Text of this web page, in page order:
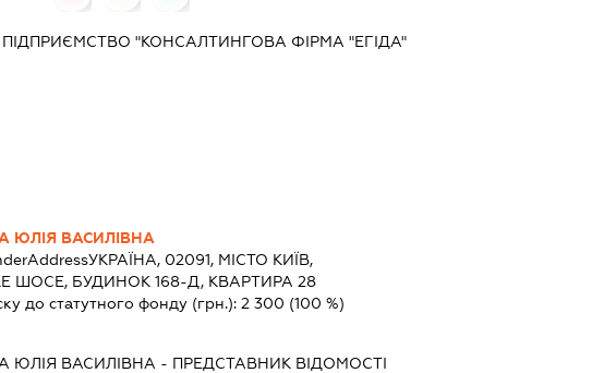
"КОНСАЛТИНГОВА ФІРМА "ЕГІДА"
ЮЛІЯ ВАСИЛІВНА
УКРАЇНА, 02091, МІСТО КИЇВ,
ШОСЕ, БУДИНОК 168-Д, КВАРТИРА 28
до статутного фонду (грн.): 2 300 (100 %)
ЮЛІЯ ВАСИЛІВНА - ПРЕДСТАВНИК ВІДОМОСТІ